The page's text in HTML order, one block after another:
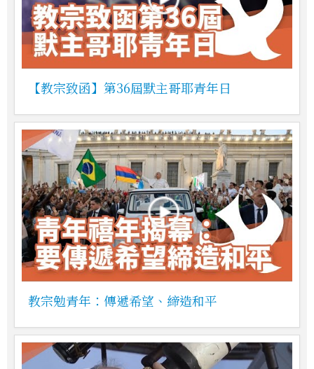
【教宗致函】第36屆默主哥耶青年日
教宗勉青年：傳遞希望、締造和平